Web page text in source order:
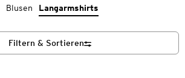
Blusen Langarmshirts
Filtern & Sortieren